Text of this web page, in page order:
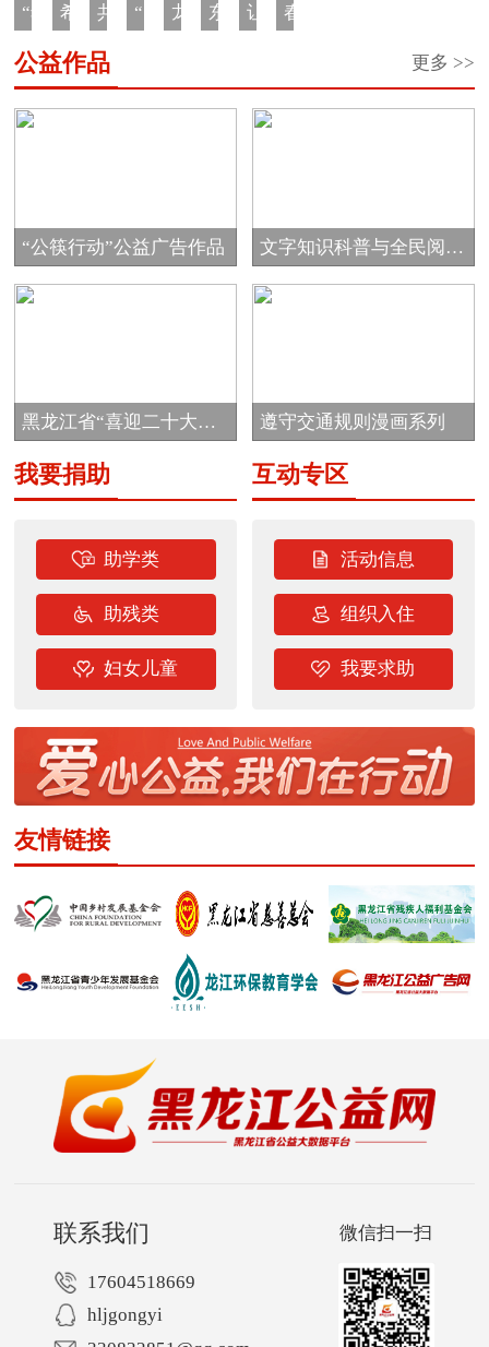
“希
望
工
程
车
益
希
望
之
星
共
青
团“金
秋
工
“陪
蓝
划
龙
年
东
人
让
大
回
项
春
学
更多 >>
公益作品
“公筷行动”公益广告作品
文字知识科普与全民阅读
公...
黑龙江省“喜迎二十大
志...
遵守交通规则漫画系列
我要捐助
助学类
助残类
妇女儿童
互动专区
活动信息
组织入住
我要求助
友情链接
微信扫一扫
联系我们
17604518669
hljgongyi